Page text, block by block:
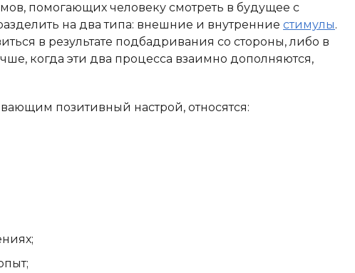
помогающих человеку смотреть в будущее с
на два типа: внешние и внутренние стимулы.
в результате подбадривания со стороны, либо в
когда эти два процесса взаимно дополняются,
позитивный настрой, относятся: